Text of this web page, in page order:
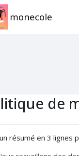
monecole
de
résumé en 3 lignes